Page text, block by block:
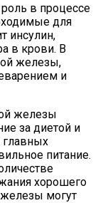
в процессе
для
инсулин,
в крови. В
железы,
и
железы
за диетой и
питание.
хорошего
могут